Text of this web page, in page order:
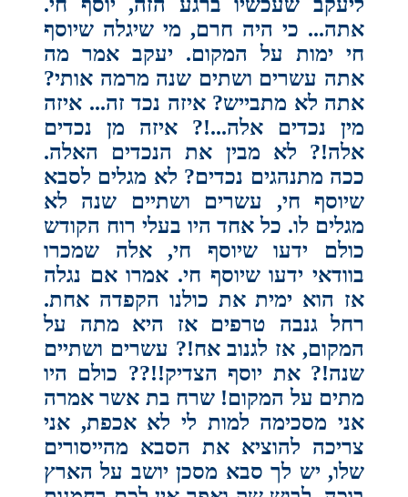
אתה... כי היה חרם, מי שיגלה שיוסף
חי ימות על המקום. יעקב אמר מה
אתה עשרים ושתים שנה מרמה אותי?
אתה לא מתבייש? איזה נכד זה... איזה
מין נכדים אלה...!? איזה מן נכדים
אלה!? לא מבין את הנכדים האלה.
ככה מתנהגים נכדים? לא מגלים לסבא
שיוסף חי, עשרים ושתיים שנה לא
מגלים לו. כל אחד היו בעלי רוח הקודש
כולם ידעו שיוסף חי, אלה שמכרו
בוודאי ידעו שיוסף חי. אמרו אם נגלה
אז הוא ימית את כולנו הקפדה אחת.
רחל גנבה טרפים אז היא מתה על
המקום, אז לגנוב אח!? עשרים ושתיים
שנה!? את יוסף הצדיק!!?? כולם היו
מתים על המקום! שרח בת אשר אמרה
אני מסכימה למות לי לא אכפת, אני
צריכה להוציא את הסבא מהייסורים
שלו, יש לך סבא מסכן יושב על הארץ